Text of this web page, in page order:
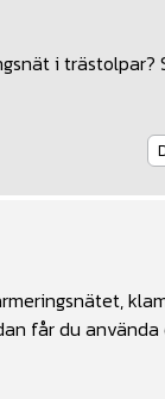
i
får du